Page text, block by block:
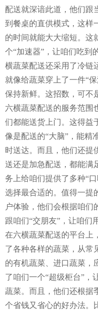
配送就深谙此道，他们跟
到餐桌的直供模式，这样
的时间就能大大缩短。这
个“加速器”，让咱们吃到
横蔬菜配送还采用了冷链
就像给蔬菜穿上了一件“
保持新鲜。这招数，可不
六横蔬菜配送的服务范围
们都能送货上门。这得益
像是配送的“大脑”，能精
时送达。而且，他们还提
送还是加急配送，都能满
务上给咱们提供了多种“
选择最合适的。值得一提
户体验，他们会根据咱们
跟咱们“交朋友”，让咱们
在六横蔬菜配送的平台上
了各种各样的蔬菜，从常
的有机蔬菜、进口蔬菜，
了咱们一个“超级柜台”，
蔬菜。而且，他们还根据
个省钱又省心的好办法。